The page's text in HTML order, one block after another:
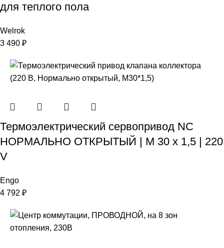
для теплого пола
Welrok
3 490 ₽
Термоэлектрический сервопривод NC
НОРМАЛЬНО ОТКРЫТЫЙ | M 30 x 1,5 | 220
V
Engo
4 792 ₽